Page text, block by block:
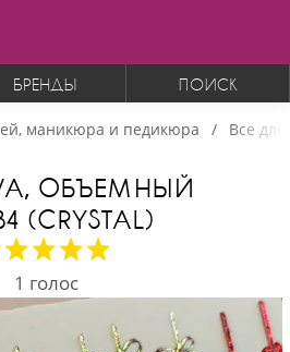
БРЕНДЫ ПОИСК
маникюра и педикюра Все
ОБЪЕМНЫЙ
(CRYSTAL)
1 голос